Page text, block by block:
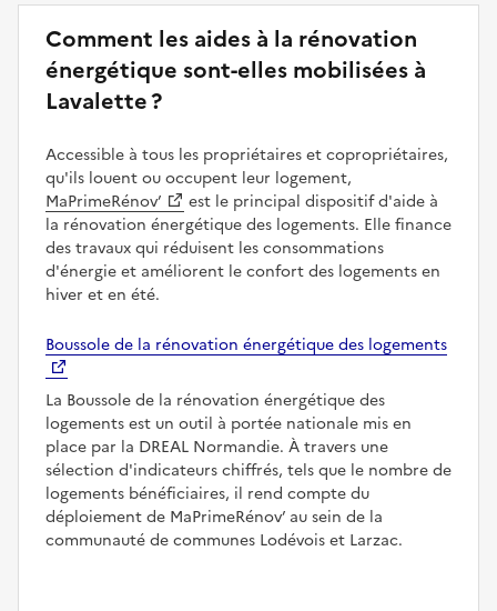
Comment les aides à la rénovation
énergétique sont-elles mobilisées à
Lavalette ?
Accessible à tous les propriétaires et copropriétaires,
qu'ils louent ou occupent leur logement,
MaPrimeRénov’
est le principal dispositif d'aide à
la rénovation énergétique des logements. Elle finance
des travaux qui réduisent les consommations
d'énergie et améliorent le confort des logements en
hiver et en été.
Boussole de la rénovation énergétique des logements
La Boussole de la rénovation énergétique des
logements est un outil à portée nationale mis en
place par la DREAL Normandie. À travers une
sélection d'indicateurs chiffrés, tels que le nombre de
logements bénéficiaires, il rend compte du
déploiement de MaPrimeRénov’ au sein de la
communauté de communes Lodévois et Larzac.